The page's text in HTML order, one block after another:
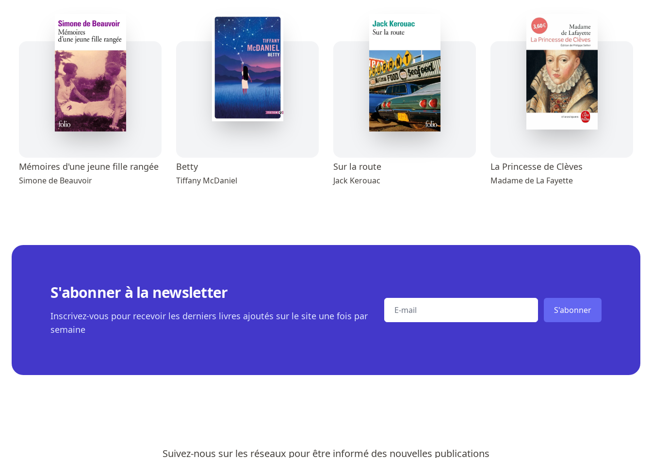
Mémoires d'une jeune fille rangée
Simone de Beauvoir
Betty
Tiffany McDaniel
Sur la route
Jack Kerouac
La Princesse de Clèves
Madame de La Fayette
S'abonner à la newsletter
Inscrivez-vous pour recevoir les derniers livres ajoutés sur le site une fois par
semaine
E-mail S'abonner
Suivez-nous sur les réseaux pour être informé des nouvelles publications